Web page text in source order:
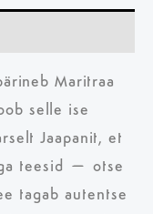
Maritraa
selle ise
Jaapanit, et
teesid – otse
tagab autentse